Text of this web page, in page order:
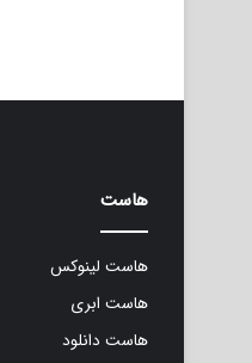
هاست
هاست لینوکس
هاست ابری
هاست دانلود